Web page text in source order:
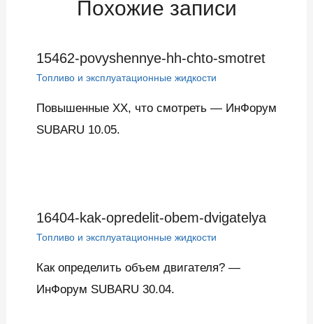
Похожие записи
15462-povyshennye-hh-chto-smotret
Топливо и эксплуатационные жидкости
Повышенные ХХ, что смотреть — ИнФорум
SUBARU 10.05.
16404-kak-opredelit-obem-dvigatelya
Топливо и эксплуатационные жидкости
Как определить объем двигателя? —
ИнФорум SUBARU 30.04.